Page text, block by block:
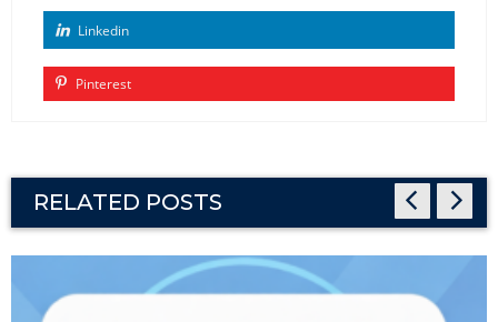
Linkedin
Pinterest
RELATED POSTS